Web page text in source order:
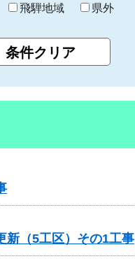
飛騨地域 県外
新（5工区）その1工事